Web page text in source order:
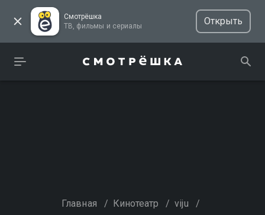
Смотрёшка
ТВ, фильмы и сериалы
Открыть
Главная / Кинотеатр / viju /